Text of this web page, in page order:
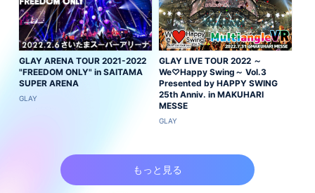
GLAY ARENA TOUR 2021-2022
"FREEDOM ONLY" in SAITAMA
SUPER ARENA
GLAY
GLAY LIVE TOUR 2022 ～
We♡Happy Swing～ Vol.3
Presented by HAPPY SWING
25th Anniv. in MAKUHARI
MESSE
GLAY
もっと見る